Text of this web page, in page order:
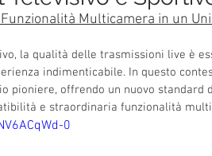
Multicamera in un
la qualità delle trasmissioni live è
indimenticabile. In questo
pioniere, offrendo un nuovo standard
e straordinaria funzionalità
0